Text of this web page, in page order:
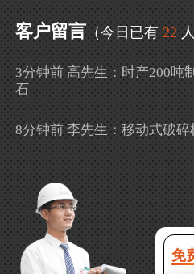
客户留言 （今日已有 22
3分钟前 高先生：时产200吨
石
8分钟前 李先生：移动式破
吗？
16分钟前 程先生：破碎生产
么售后服务？
免